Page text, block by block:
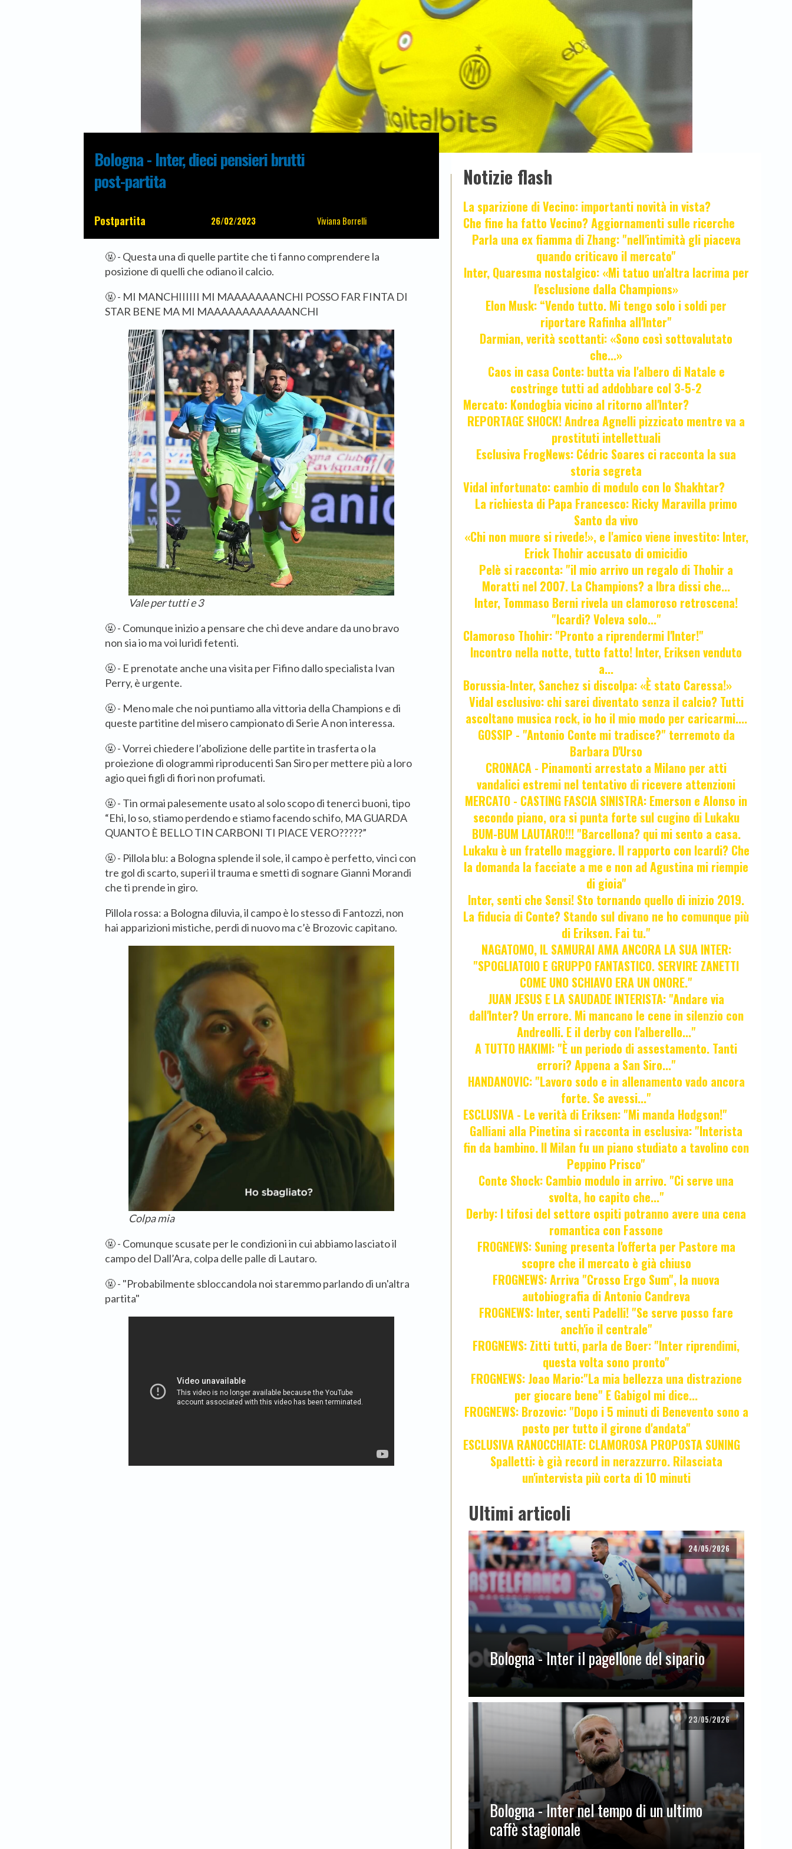
Bologna - Inter, dieci pensieri brutti
post-partita
Postpartita 26/02/2023 Viviana Borrelli
🤬 - Questa una di quelle partite che ti fanno comprendere la
posizione di quelli che odiano il calcio.
🤬 - MI MANCHIIIIII MI MAAAAAAANCHI POSSO FAR FINTA DI
STAR BENE MA MI MAAAAAAAAAAAANCHI
Vale per tutti e 3
🤬 - Comunque inizio a pensare che chi deve andare da uno bravo
non sia io ma voi luridi fetenti.
🤬 - E prenotate anche una visita per Fifino dallo specialista Ivan
Perry, è urgente.
🤬 - Meno male che noi puntiamo alla vittoria della Champions e di
queste partitine del misero campionato di Serie A non interessa.
🤬 - Vorrei chiedere l’abolizione delle partite in trasferta o la
proiezione di ologrammi riproducenti San Siro per mettere più a loro
agio quei figli di fiori non profumati.
🤬 - Tin ormai palesemente usato al solo scopo di tenerci buoni, tipo
“Ehi, lo so, stiamo perdendo e stiamo facendo schifo, MA GUARDA
QUANTO È BELLO TIN CARBONI TI PIACE VERO?????”
🤬 - Pillola blu: a Bologna splende il sole, il campo è perfetto, vinci con
tre gol di scarto, superi il trauma e smetti di sognare Gianni Morandi
che ti prende in giro.
Pillola rossa: a Bologna diluvia, il campo è lo stesso di Fantozzi, non
hai apparizioni mistiche, perdi di nuovo ma c’è Brozovic capitano.
Colpa mia
🤬 - Comunque scusate per le condizioni in cui abbiamo lasciato il
campo del Dall’Ara, colpa delle palle di Lautaro.
🤬 - "Probabilmente sbloccandola noi staremmo parlando di un'altra
partita"
Notizie flash
La sparizione di Vecino: importanti novità in vista?
Che fine ha fatto Vecino? Aggiornamenti sulle ricerche
Parla una ex fiamma di Zhang: "nell'intimità gli piaceva
quando criticavo il mercato"
Inter, Quaresma nostalgico: «Mi tatuo un'altra lacrima per
l'esclusione dalla Champions»
Elon Musk: “Vendo tutto. Mi tengo solo i soldi per
riportare Rafinha all'Inter"
Darmian, verità scottanti: «Sono così sottovalutato
che...»
Caos in casa Conte: butta via l'albero di Natale e
costringe tutti ad addobbare col 3-5-2
Mercato: Kondogbia vicino al ritorno all'Inter?
REPORTAGE SHOCK! Andrea Agnelli pizzicato mentre va a
prostituti intellettuali
Esclusiva FrogNews: Cédric Soares ci racconta la sua
storia segreta
Vidal infortunato: cambio di modulo con lo Shakhtar?
La richiesta di Papa Francesco: Ricky Maravilla primo
Santo da vivo
«Chi non muore si rivede!», e l'amico viene investito: Inter,
Erick Thohir accusato di omicidio
Pelè si racconta: "il mio arrivo un regalo di Thohir a
Moratti nel 2007. La Champions? a Ibra dissi che...
Inter, Tommaso Berni rivela un clamoroso retroscena!
"Icardi? Voleva solo..."
Clamoroso Thohir: "Pronto a riprendermi l'Inter!"
Incontro nella notte, tutto fatto! Inter, Eriksen venduto
a...
Borussia-Inter, Sanchez si discolpa: «È stato Caressa!»
Vidal esclusivo: chi sarei diventato senza il calcio? Tutti
ascoltano musica rock, io ho il mio modo per caricarmi....
GOSSIP - "Antonio Conte mi tradisce?" terremoto da
Barbara D'Urso
CRONACA - Pinamonti arrestato a Milano per atti
vandalici estremi nel tentativo di ricevere attenzioni
MERCATO - CASTING FASCIA SINISTRA: Emerson e Alonso in
secondo piano, ora si punta forte sul cugino di Lukaku
BUM-BUM LAUTARO!!! "Barcellona? qui mi sento a casa.
Lukaku è un fratello maggiore. Il rapporto con Icardi? Che
la domanda la facciate a me e non ad Agustina mi riempie
di gioia"
Inter, senti che Sensi! Sto tornando quello di inizio 2019.
La fiducia di Conte? Stando sul divano ne ho comunque più
di Eriksen. Fai tu."
NAGATOMO, IL SAMURAI AMA ANCORA LA SUA INTER:
"SPOGLIATOIO E GRUPPO FANTASTICO. SERVIRE ZANETTI
COME UNO SCHIAVO ERA UN ONORE."
JUAN JESUS E LA SAUDADE INTERISTA: "Andare via
dall'Inter? Un errore. Mi mancano le cene in silenzio con
Andreolli. E il derby con l'alberello..."
A TUTTO HAKIMI: "È un periodo di assestamento. Tanti
errori? Appena a San Siro..."
HANDANOVIC: "Lavoro sodo e in allenamento vado ancora
forte. Se avessi..."
ESCLUSIVA - Le verità di Eriksen: "Mi manda Hodgson!"
Galliani alla Pinetina si racconta in esclusiva: "Interista
fin da bambino. Il Milan fu un piano studiato a tavolino con
Peppino Prisco"
Conte Shock: Cambio modulo in arrivo. "Ci serve una
svolta, ho capito che..."
Derby: I tifosi del settore ospiti potranno avere una cena
romantica con Fassone
FROGNEWS: Suning presenta l'offerta per Pastore ma
scopre che il mercato è già chiuso
FROGNEWS: Arriva "Crosso Ergo Sum", la nuova
autobiografia di Antonio Candreva
FROGNEWS: Inter, senti Padelli! "Se serve posso fare
anch'io il centrale"
FROGNEWS: Zitti tutti, parla de Boer: "Inter riprendimi,
questa volta sono pronto"
FROGNEWS: Joao Mario:"La mia bellezza una distrazione
per giocare bene" E Gabigol mi dice...
FROGNEWS: Brozovic: "Dopo i 5 minuti di Benevento sono a
posto per tutto il girone d'andata"
ESCLUSIVA RANOCCHIATE: CLAMOROSA PROPOSTA SUNING
Spalletti: è già record in nerazzurro. Rilasciata
un'intervista più corta di 10 minuti
Ultimi articoli
24/05/2026
Bologna - Inter il pagellone del sipario
23/05/2026
Bologna - Inter nel tempo di un ultimo
caffè stagionale